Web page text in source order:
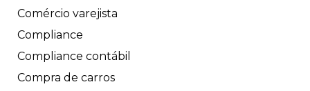
Comércio varejista
Compliance
Compliance contábil
Compra de carros